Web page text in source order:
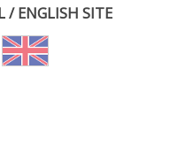
/ ENGLISH SITE